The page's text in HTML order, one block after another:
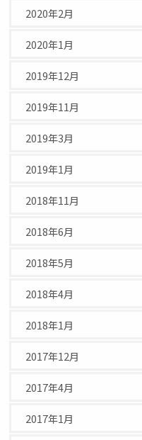
2020年2月
2020年1月
2019年12月
2019年11月
2019年3月
2019年1月
2018年11月
2018年6月
2018年5月
2018年4月
2018年1月
2017年12月
2017年4月
2017年1月